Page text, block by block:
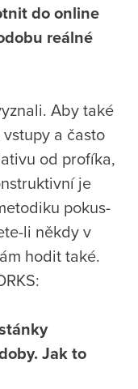
do online
reálné
Aby také
a často
od profíka,
je
pokus-
li někdy v
hodit také.
Jak to